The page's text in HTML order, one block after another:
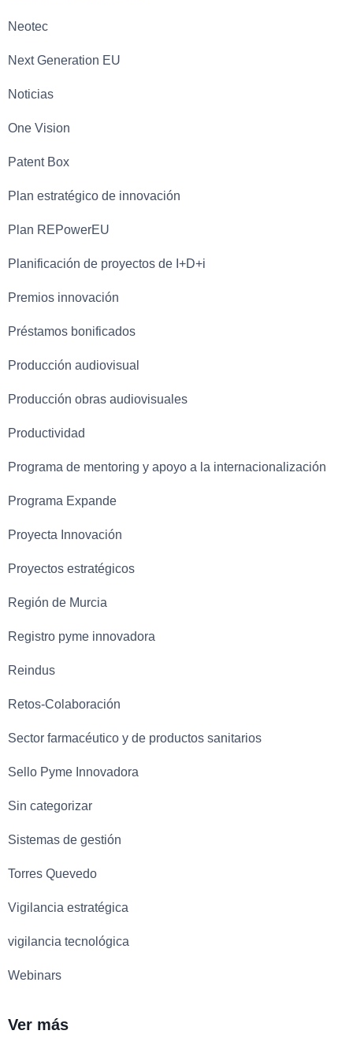
Neotec
Next Generation EU
Noticias
One Vision
Patent Box
Plan estratégico de innovación
Plan REPowerEU
Planificación de proyectos de I+D+i
Premios innovación
Préstamos bonificados
Producción audiovisual
Producción obras audiovisuales
Productividad
Programa de mentoring y apoyo a la internacionalización
Programa Expande
Proyecta Innovación
Proyectos estratégicos
Región de Murcia
Registro pyme innovadora
Reindus
Retos-Colaboración
Sector farmacéutico y de productos sanitarios
Sello Pyme Innovadora
Sin categorizar
Sistemas de gestión
Torres Quevedo
Vigilancia estratégica
vigilancia tecnológica
Webinars
Ver más